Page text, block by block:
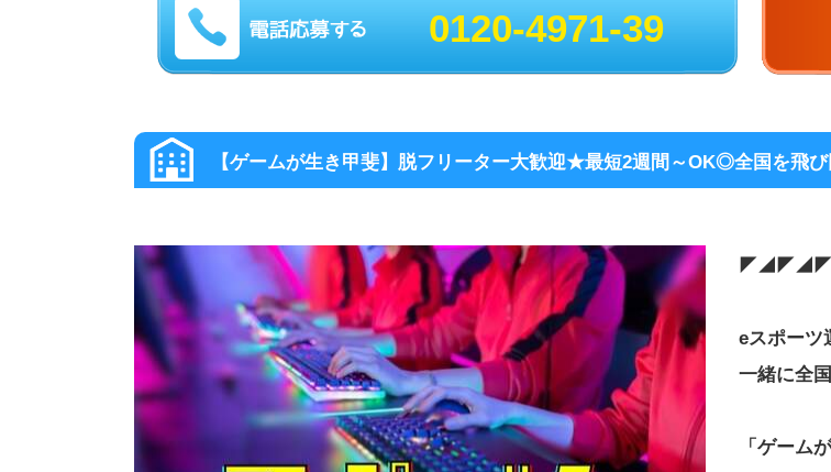
0120-4971-39
大阪その他 の高収入求人スグナビ
【ゲームが生き甲斐】脱フリーター大歓迎★最短2週間～OK◎全国を飛
eスポーツ
一緒に全
「ゲーム